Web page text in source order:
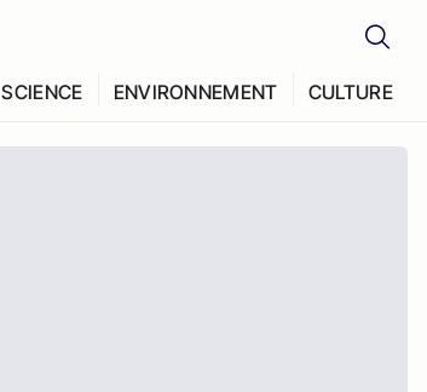
SCIENCE ENVIRONNEMENT CULTURE